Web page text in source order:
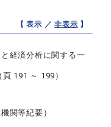
【 表示 ／非表示 】
経済分析に関する一
191 ～ 199）
関等紀要）